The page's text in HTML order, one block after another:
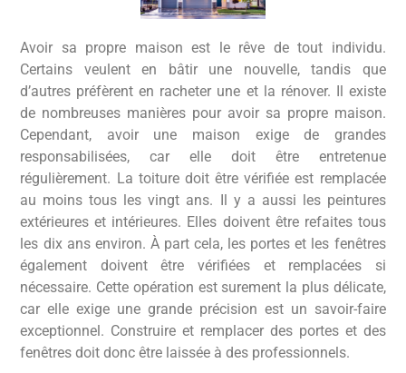
Avoir sa propre maison est le rêve de tout individu.
Certains veulent en bâtir une nouvelle, tandis que
d’autres préfèrent en racheter une et la rénover. Il existe
de nombreuses manières pour avoir sa propre maison.
Cependant, avoir une maison exige de grandes
responsabilisées, car elle doit être entretenue
régulièrement. La toiture doit être vérifiée est remplacée
au moins tous les vingt ans. Il y a aussi les peintures
extérieures et intérieures. Elles doivent être refaites tous
les dix ans environ. À part cela, les portes et les fenêtres
également doivent être vérifiées et remplacées si
nécessaire. Cette opération est surement la plus délicate,
car elle exige une grande précision est un savoir-faire
exceptionnel. Construire et remplacer des portes et des
fenêtres doit donc être laissée à des professionnels.